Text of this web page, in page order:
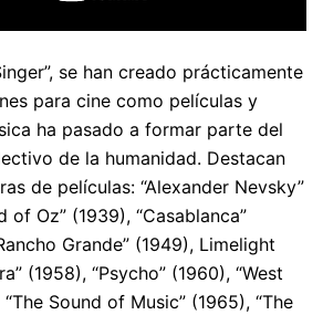
se han creado prácticamente
para cine como películas y
ha pasado a formar parte del
de la humanidad. Destacan
de películas: “Alexander Nevsky”
of Oz” (1939), “Casa­blanca”
Grande” (1949), Limelight
(1958), “Psycho” (1960), “West
Sound of Music” (1965), “The